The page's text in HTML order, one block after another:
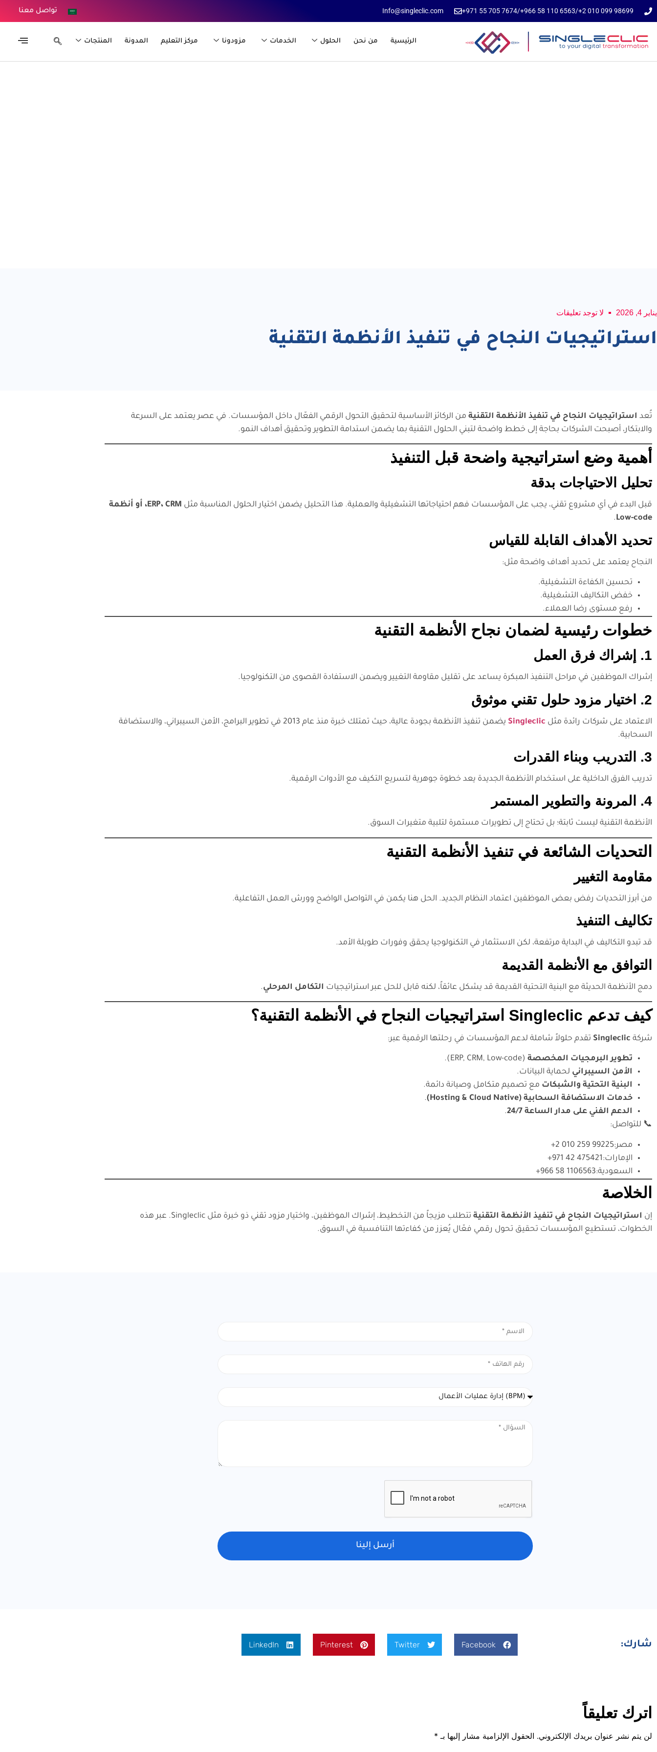
/
⁦+971 55 705 7674⁩
Info@singleclic.com تواصل معنا
الرئيسية من نحن الحلول الخدمات مزودونا مركز التعليم المدونة المنتجات
يناير 4, 2026 لا توجد تعليقات
استراتيجيات النجاح في تنفيذ الأنظمة التقنية
تُعد استراتيجيات النجاح في تنفيذ الأنظمة التقنية من الركائز الأساسية لتحقيق التحول الرقمي الفعّال داخل المؤسسات. في عصر يعتمد على السرعة
والابتكار، أصبحت الشركات بحاجة إلى خطط واضحة لتبني الحلول التقنية بما يضمن استدامة التطوير وتحقيق أهداف النمو.
أهمية وضع استراتيجية واضحة قبل التنفيذ
تحليل الاحتياجات بدقة
قبل البدء في أي مشروع تقني، يجب على المؤسسات فهم احتياجاتها التشغيلية والعملية. هذا التحليل يضمن اختيار الحلول المناسبة مثل
ERP، CRM، أو أنظمة
Low-code
.
تحديد الأهداف القابلة للقياس
النجاح يعتمد على تحديد أهداف واضحة مثل:
تحسين الكفاءة التشغيلية.
خفض التكاليف التشغيلية.
رفع مستوى رضا العملاء.
خطوات رئيسية لضمان نجاح الأنظمة التقنية
1. إشراك فرق العمل
إشراك الموظفين في مراحل التنفيذ المبكرة يساعد على تقليل مقاومة التغيير ويضمن الاستفادة القصوى من التكنولوجيا.
2. اختيار مزود حلول تقني موثوق
الاعتماد على شركات رائدة مثل Singleclic
يضمن تنفيذ الأنظمة بجودة عالية، حيث تمتلك خبرة منذ عام 2013 في تطوير البرامج، الأمن السيبراني، والاستضافة
السحابية.
3. التدريب وبناء القدرات
تدريب الفرق الداخلية على استخدام الأنظمة الجديدة يعد خطوة جوهرية لتسريع التكيف مع الأدوات الرقمية.
4. المرونة والتطوير المستمر
الأنظمة التقنية ليست ثابتة؛ بل تحتاج إلى تطويرات مستمرة لتلبية متغيرات السوق.
التحديات الشائعة في تنفيذ الأنظمة التقنية
مقاومة التغيير
من أبرز التحديات رفض بعض الموظفين اعتماد النظام الجديد. الحل هنا يكمن في التواصل الواضح وورش العمل التفاعلية.
تكاليف التنفيذ
قد تبدو التكاليف في البداية مرتفعة، لكن الاستثمار في التكنولوجيا يحقق وفورات طويلة الأمد.
التوافق مع الأنظمة القديمة
دمج الأنظمة الحديثة مع البنية التحتية القديمة قد يشكل عائقاً، لكنه قابل للحل عبر استراتيجيات التكامل المرحلي.
كيف تدعم Singleclic استراتيجيات النجاح في الأنظمة التقنية؟
شركة Singleclic تقدم حلولاً شاملة لدعم المؤسسات في رحلتها الرقمية عبر:
تطوير البرمجيات المخصصة (ERP, CRM, Low-code).
الأمن السيبراني لحماية البيانات.
البنية التحتية والشبكات مع تصميم متكامل وصيانة دائمة.
خدمات الاستضافة السحابية (Hosting & Cloud Native)
.
الدعم الفني على مدار الساعة 24/7
.
📞 للتواصل:
مصر:⁦+2 010 259 99225⁩
الإمارات:⁦+971 42 475421⁩
السعودية:⁦+966 58 1106563⁩
الخلاصة
إن استراتيجيات النجاح في تنفيذ الأنظمة التقنية
تتطلب مزيجاً من التخطيط، إشراك الموظفين، واختيار مزود تقني ذو خبرة مثل Singleclic. عبر هذه
الخطوات، تستطيع المؤسسات تحقيق تحول رقمي فعّال يُعزز من كفاءتها التنافسية في السوق.
أرسل إلينا
شارك: Facebook
Twitter
Pinterest
LinkedIn
اترك تعليقاً
لن يتم نشر عنوان بريدك الإلكتروني. الحقول الإلزامية مشار إليها بـ *